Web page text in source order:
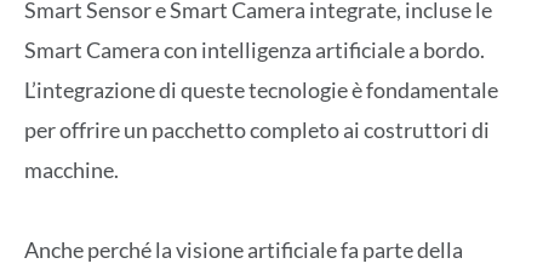
Smart Sensor e Smart Camera integrate, incluse le
Smart Camera con intelligenza artificiale a bordo.
L’integrazione di queste tecnologie è fondamentale
per offrire un pacchetto completo ai costruttori di
macchine.
Anche perché lavisioneartificiale fa parte della